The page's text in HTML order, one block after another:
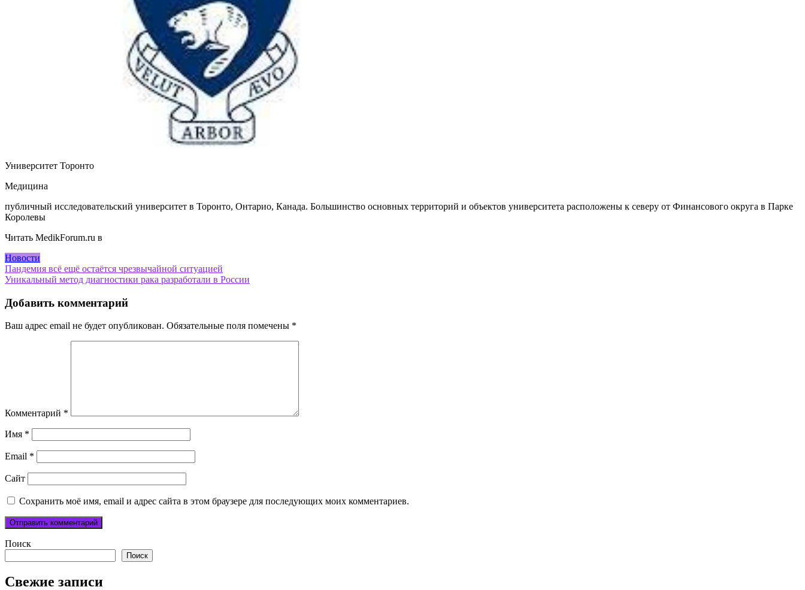
Университет Торонто
Медицина
публичный исследовательский университет в Торонто, Онтарио, Канада. Большинство основных территорий и объектов университета расположены к северу от Финансового округа в Парке
Королевы
Читать MedikForum.ru в
Новости
Навигация
по
записям
Пандемия всё ещё остаётся чрезвычайной ситуацией
Уникальный метод диагностики рака разработали в России
Добавить комментарий
Ваш адрес email не будет опубликован. Обязательные поля помечены *
Комментарий *
Имя *
Email *
Сайт
Сохранить моё имя, email и адрес сайта в этом браузере для последующих моих комментариев.
Поиск
Поиск
Свежие записи